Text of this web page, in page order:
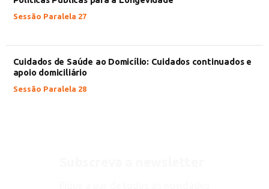
Sessão Paralela 27
Cuidados de Saúde ao Domicílio: Cuidados continuados e
apoio domiciliário
Sessão Paralela 28